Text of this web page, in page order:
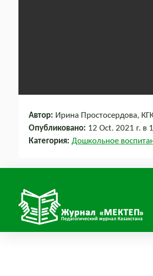
Автор: Ирина Простосердова,
Опубликовано: 12 Oct. 2021 г. в
Категория: Дошкольное